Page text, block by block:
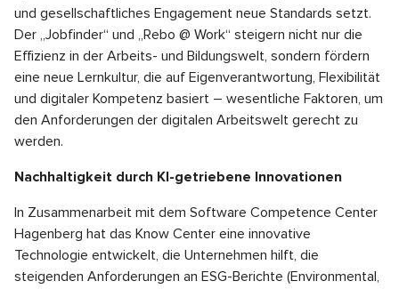
und gesellschaftliches Engagement neue Standards setzt.
Der „Jobfinder“ und „Rebo @ Work“ steigern nicht nur die
Effizienz in der Arbeits- und Bildungswelt, sondern fördern
eine neue Lernkultur, die auf Eigenverantwortung, Flexibilität
und digitaler Kompetenz basiert – wesentliche Faktoren, um
den Anforderungen der digitalen Arbeitswelt gerecht zu
werden.
Nachhaltigkeit durch KI-getriebene Innovationen
In Zusammenarbeit mit dem Software Competence Center
Hagenberg hat das Know Center eine innovative
Technologie entwickelt, die Unternehmen hilft, die
steigenden Anforderungen an ESG-Berichte (Environmental,